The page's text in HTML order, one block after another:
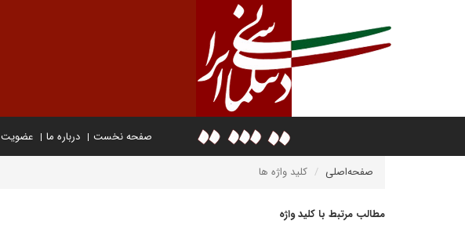
صفحه نخست درباره ما عضویت
صفحه‌اصلی کلید واژه ها
مطالب مرتبط با کلید واژه